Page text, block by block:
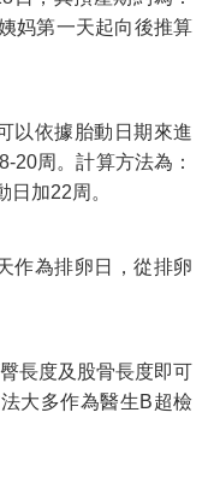
妈第一天起向後推算
以依據胎動日期來進
20周。計算方法為：
加22周。
作為排卵日，從排卵
長度及股骨長度即可
大多作為醫生B超檢